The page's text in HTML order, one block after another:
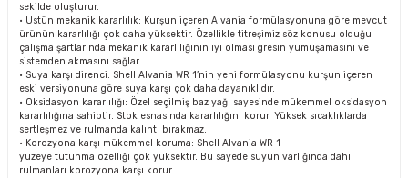
sekilde oluşturur.
• Üstün mekanik kararlılık: Kurşun içeren Alvania formülasyonuna göre mevcut
ürünün kararlılığı çok daha yüksektir. Özellikle titreşimiz söz konusu olduğu
çalışma şartlarında mekanik kararlılığının iyi olması gresin yumuşamasını ve
sistemden akmasını sağlar.
• Suya karşı direnci: Shell Alvania WR 1’nin yeni formülasyonu kurşun içeren
eski versiyonuna göre suya karşı çok daha dayanıklıdır.
• Oksidasyon kararlılığı: Özel seçilmiş baz yağı sayesinde mükemmel oksidasyon
kararlılığına sahiptir. Stok esnasında kararlılığını korur. Yüksek sıcaklıklarda
sertleşmez ve rulmanda kalıntı bırakmaz.
• Korozyona karşı mükemmel koruma: Shell Alvania WR 1
yüzeye tutunma özelliği çok yüksektir. Bu sayede suyun varlığında dahi
rulmanları korozyona karşı korur.